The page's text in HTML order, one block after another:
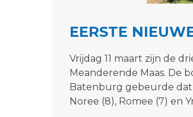
EERSTE
Vrijdag 11 maart zijn de
Meanderende Maas. De
Batenburg gebeurde
Noree (8), Romee (7) en